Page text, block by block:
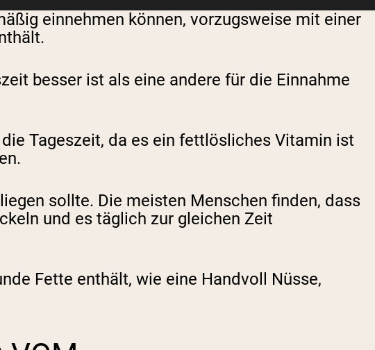
einnehmen können, vorzugsweise mit einer
besser ist als eine andere für die Einnahme
Tageszeit, da es ein fettlösliches Vitamin ist
sollte. Die meisten Menschen finden, dass
und es täglich zur gleichen Zeit
Fette enthält, wie eine Handvoll Nüsse,